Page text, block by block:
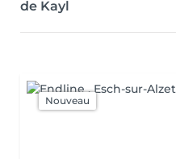
de Kayl
Nouveau